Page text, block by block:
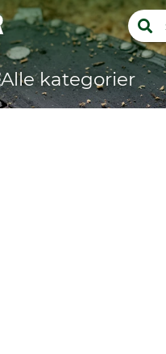
Alle kategorier